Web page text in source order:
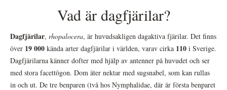
Vad är dagfjärilar?
Dagfjärilar, rhopalocera, är huvudsakligen dagaktiva fjärilar. Det finns
över 19 000 kända arter dagfjärilar i världen, varav cirka 110 i Sverige.
Dagfjärilarna känner dofter med hjälp av antenner på huvudet och ser
med stora facettögon. Dom äter nektar med sugsnabel, som kan rullas
in och ut. De tre benparen (två hos Nymphalidae, där är första benparet